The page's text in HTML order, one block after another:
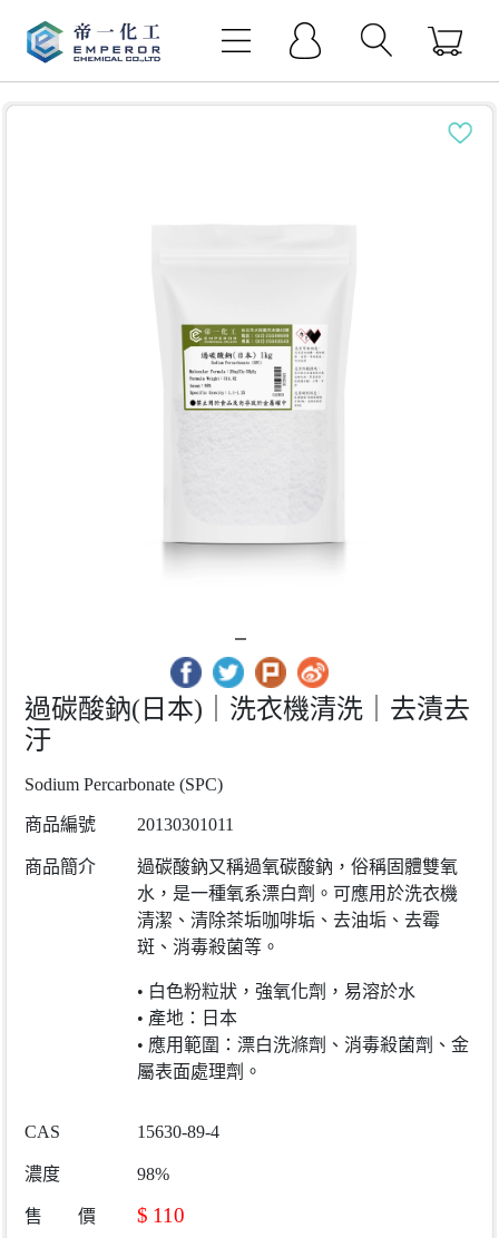
過碳酸鈉(日本)｜洗衣機清洗｜去漬去
汙
Sodium Percarbonate (SPC)
商品編號 20130301011
商品簡介
過碳酸鈉又稱過氧碳酸鈉，俗稱固體雙氧
水，是一種氧系漂白劑。可應用於洗衣機
清潔、清除茶垢咖啡垢、去油垢、去霉
斑、消毒殺菌等。
• 白色粉粒狀，強氧化劑，易溶於水
• 產地：日本
• 應用範圍：漂白洗滌劑、消毒殺菌劑、金
屬表面處理劑。
CAS 15630-89-4
濃度 98%
售 價 $ 110